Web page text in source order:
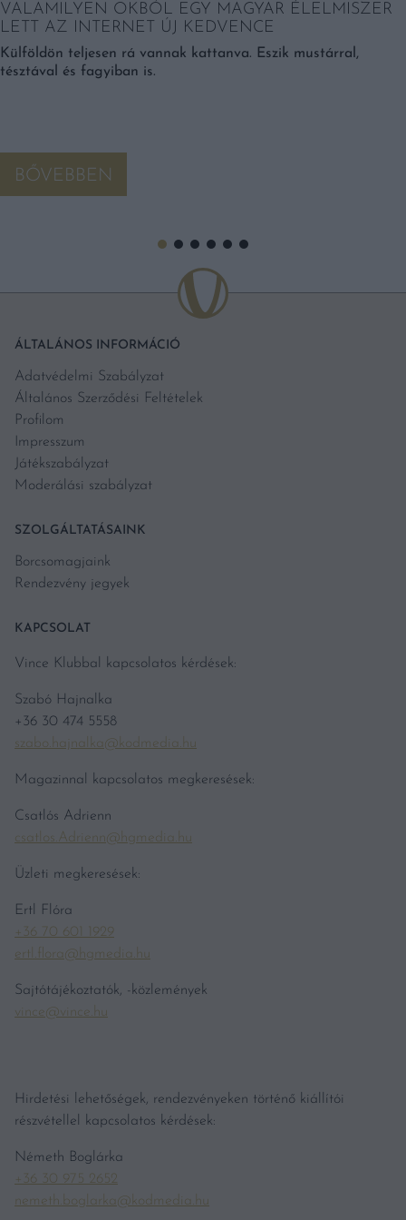
VALAMILYEN OKBÓL EGY MAGYAR ÉLELMISZER
LETT AZ INTERNET ÚJ KEDVENCE
Külföldön teljesen rá vannak kattanva. Eszik mustárral,
tésztával és fagyiban is.
BŐVEBBEN
ÁLTALÁNOS INFORMÁCIÓ
Adatvédelmi Szabályzat
Általános Szerződési Feltételek
Profilom
Impresszum
Játékszabályzat
Moderálási szabályzat
SZOLGÁLTATÁSAINK
Borcsomagjaink
Rendezvény jegyek
KAPCSOLAT
Vince Klubbal kapcsolatos kérdések:
Szabó Hajnalka
+36 30 474 5558
szabo.hajnalka@kodmedia.hu
Magazinnal kapcsolatos megkeresések:
Csatlós Adrienn
csatlos.Adrienn@hgmedia.hu
Üzleti megkeresések:
Ertl Flóra
+36 70 601 1929
ertl.flora@hgmedia.hu
Sajtótájékoztatók, -közlemények
vince@vince.hu
Hirdetési lehetőségek, rendezvényeken történő kiállítói
részvétellel kapcsolatos kérdések:
Németh Boglárka
+36 30 975 2652
nemeth.boglarka@kodmedia.hu